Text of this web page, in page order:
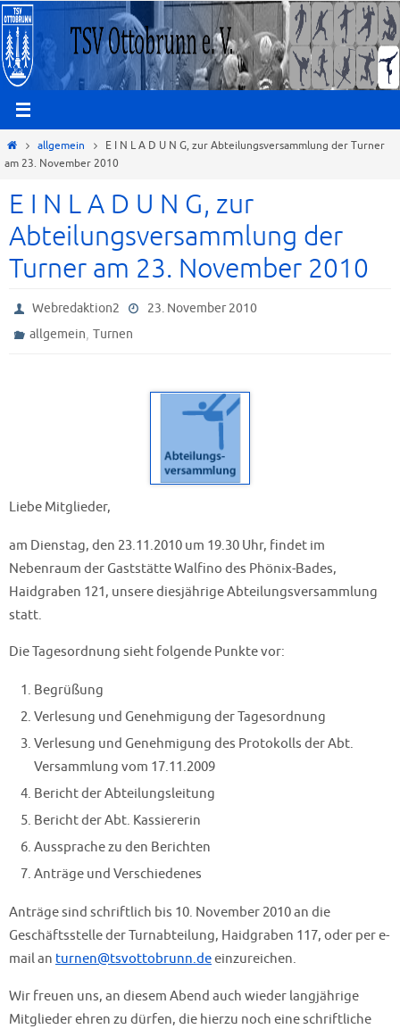
Zum
Inhalt
springen
Startallgemein
E I N L A D U N G, zur Abteilungsversammlung der Turner
am 23. November 2010
E I N L A D U N G, zur
Abteilungsversammlung der
Turner am 23. November 2010
Webredaktion2
23. November 2010
allgemein,Turnen
Liebe Mitglieder,
am Dienstag, den 23.11.2010 um 19.30 Uhr, findet im
Nebenraum der Gaststätte Walfino des Phönix-Bades,
Haidgraben 121, unsere diesjährige Abteilungsversammlung
statt.
Die Tagesordnung sieht folgende Punkte vor:
Begrüßung
Verlesung und Genehmigung der Tagesordnung
Verlesung und Genehmigung des Protokolls der Abt.
Versammlung vom 17.11.2009
Bericht der Abteilungsleitung
Bericht der Abt. Kassiererin
Aussprache zu den Berichten
Anträge und Verschiedenes
Anträge sind schriftlich bis 10. November 2010 an die
Geschäftsstelle der Turnabteilung, Haidgraben 117, oder per e-
mail an turnen@tsvottobrunn.deeinzureichen.
Wir freuen uns, an diesem Abend auch wieder langjährige
Mitglieder ehren zu dürfen, die hierzu noch eine schriftliche